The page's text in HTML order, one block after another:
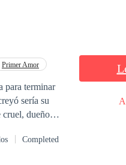
Primer Amor
para terminar
sería su
cruel, dueño
Allí sacará su
Completed